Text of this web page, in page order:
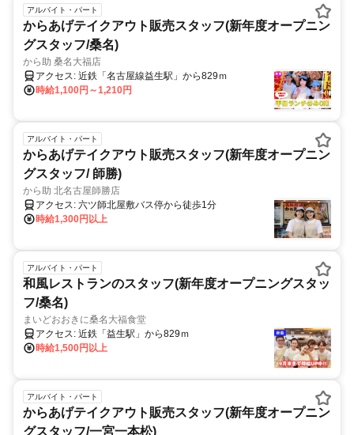
アルバイト・パート
からあげテイクアウト販売スタッフ(新年度オープニン
グスタッフ/桑名)
から助 桑名大福店
時給1,100円～1,210円
アクセス: 近鉄「名古屋線益生駅」から829ｍ
アルバイト・パート
からあげテイクアウト販売スタッフ(新年度オープニン
グスタッフ/ 師勝)
から助 北名古屋師勝店
時給1,300円以上
アクセス: 六ツ師北屋敷バス停から徒歩1分
アルバイト・パート
和風レストランのスタッフ(新年度オープニングスタッ
フ/桑名)
まいどおおきに桑名大福食堂
時給1,500円以上
アクセス: 近鉄「益生駅」から829ｍ
アルバイト・パート
からあげテイクアウト販売スタッフ(新年度オープニン
グスタッフ/一宮一本松)